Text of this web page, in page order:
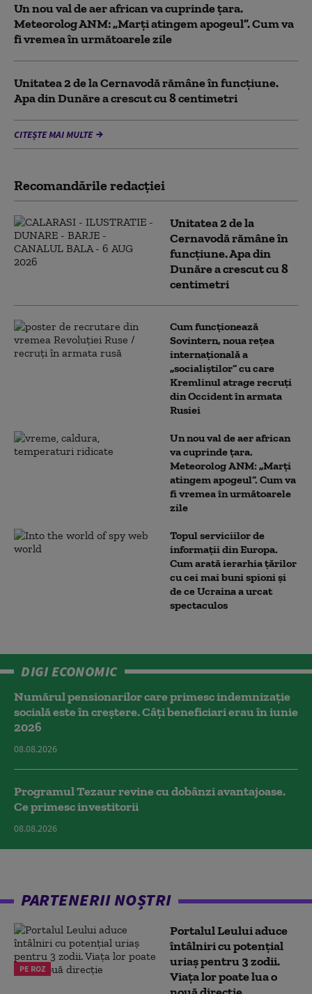
Un nou val de aer african va cuprinde țara.
Meteorolog ANM: „Marți atingem apogeul”. Cum va
fi vremea în următoarele zile
Unitatea 2 de la Cernavodă rămâne în funcțiune.
Apa din Dunăre a crescut cu 8 centimetri
CITEȘTE MAI MULTE
Recomandările redacţiei
Unitatea 2 de la
Cernavodă rămâne în
funcțiune. Apa din
Dunăre a crescut cu 8
centimetri
Cum funcționează
Sovintern, noua rețea
internațională a
„socialiștilor” cu care
Kremlinul atrage recruți
din Occident în armata
Rusiei
Un nou val de aer african
va cuprinde țara.
Meteorolog ANM: „Marți
atingem apogeul”. Cum va
fi vremea în următoarele
zile
Topul serviciilor de
informații din Europa.
Cum arată ierarhia țărilor
cu cei mai buni spioni și
de ce Ucraina a urcat
spectaculos
DIGI ECONOMIC
Numărul pensionarilor care primesc indemnizaţie
socială este în creștere. Câți beneficiari erau în iunie
2026
08.08.2026
Programul Tezaur revine cu dobânzi avantajoase.
Ce primesc investitorii
08.08.2026
PARTENERII NOȘTRI
PE ROZ
Portalul Leului aduce
întâlniri cu potențial
uriaș pentru 3 zodii.
Viața lor poate lua o